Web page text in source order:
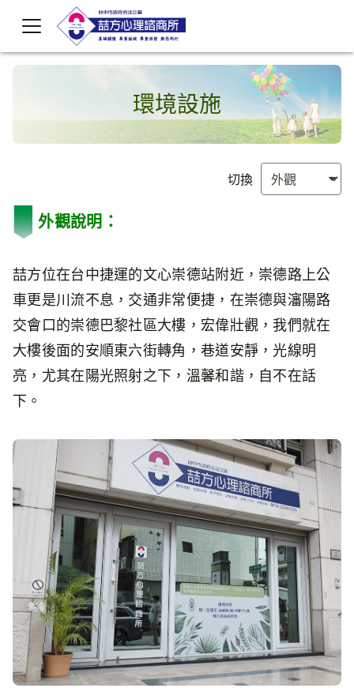
環境設施
切換
外觀說明：
喆方位在台中捷運的文心崇德站附近，崇德路上公
車更是川流不息，交通非常便捷，在崇德與瀋陽路
交會口的崇德巴黎社區大樓，宏偉壯觀，我們就在
大樓後面的安順東六街轉角，巷道安靜，光線明
亮，尤其在陽光照射之下，溫馨和諧，自不在話
下。